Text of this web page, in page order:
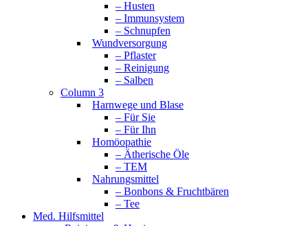
– Husten
– Immunsystem
– Schnupfen
Wundversorgung
– Pflaster
– Reinigung
– Salben
Column 3
Harnwege und Blase
– Für Sie
– Für Ihn
Homöopathie
– Ätherische Öle
– TEM
Nahrungsmittel
– Bonbons & Fruchtbären
– Tee
Med. Hilfsmittel